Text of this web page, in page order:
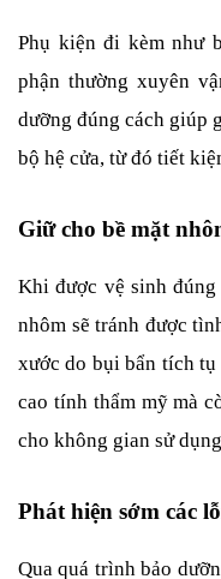
Phụ kiện đi kèm như
phận thường xuyên
dưỡng đúng cách giúp
bộ hệ cửa, từ đó tiết
Giữ cho bề mặt
Khi được vệ sinh
nhôm sẽ tránh được
xước do bụi bẩn tích
cao tính thẩm mỹ mà
cho không gian sử
Phát hiện sớm các
Qua quá trình bảo